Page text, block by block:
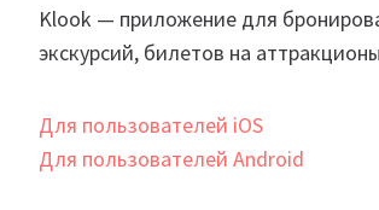
Klook — приложение для
экскурсий, билетов на
Для пользователей iOS
Для пользователей Android